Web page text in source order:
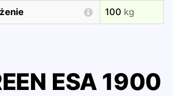
100 kg
ESA 1900